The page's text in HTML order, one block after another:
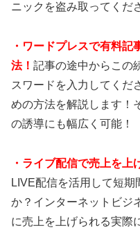
ニックを盗み取ってくだ
・ワードプレスで有料
法！ 記事の途中からこの
スワードを入力してくだ
めの方法を解説します！
の誘導にも幅広く可能！
・ライブ配信で売上を上
LIVE配信を活用して短
か？インターネットビジ
に売上を上げられる実際